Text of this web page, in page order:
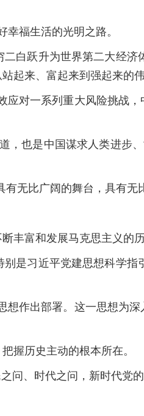
福生活的光明之路。
跃升为世界第二大经济
起来、富起来到强起来的伟
对一系列重大风险挑战，
也是中国谋求人类进步
比广阔的舞台，具有无
富和发展马克思主义的
习近平党建思想科学指
作出部署。这一思想为深
历史主动的根本所在。
、时代之问，新时代党的